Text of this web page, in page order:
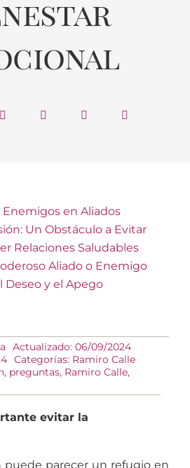
en Aliados
Un Obstáculo a Evitar
Relaciones Saludables
Aliado o Enemigo
y el Apego
Actualizado: 06/09/2024
Categorías: Ramiro Calle
, preguntas, Ramiro Calle,
evitar la
puede parecer un refugio en